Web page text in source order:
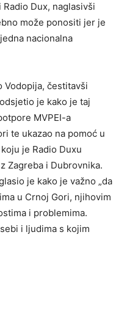
Dux, naglasivši
može ponositi jer je
nacionalna
Vodopija, čestitavši
je kako je taj
MVPEI-a
te ukazao na pomoć u
je Radio Duxu
Zagreba i Dubrovnika.
je kako je važno „da
u Crnoj Gori, njihovim
i problemima.
i ljudima s kojim